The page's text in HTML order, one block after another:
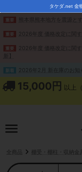
重要 熊本県熊本地方を震源と
重要 2026年度 価格改定に関
重要
2026年度 価格改定に関
新】
新着 2026年2月 新在庫のお知
タケダ.net 金
15,000円 以上
全商品 棚受・棚柱・収納金